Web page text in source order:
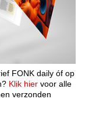
FONK daily óf op
Klik hier voor alle
verzonden